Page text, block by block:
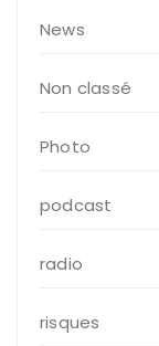
News
Non classé
Photo
podcast
radio
risques